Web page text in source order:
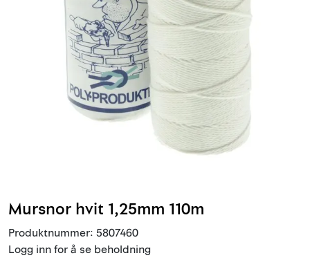
Mursnor hvit 1,25mm 110m
Produktnummer: 5807460
Logg inn for å se beholdning
Grunn og isolasjon
Innstøpningsgods
Vanntetting
Verktøy og tilbehør